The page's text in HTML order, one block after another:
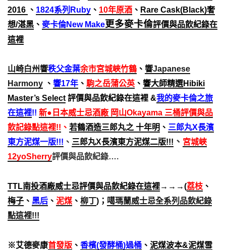
2016 、 1824系列Ruby 、 10年原酒 、 Rare Cask(Black)奢
想/湛黑 、 麥卡倫New Make更多麥卡倫評價與品飲紀錄在
這裡
山崎白州響秩父金葉余市宮城峽竹鶴 、 響Japanese
Harmony 、 響17年 、 駒之岳蒲公英 、 響大師精選Hibiki
Master’s Select 評價與品飲紀錄在這裡 &我的麥卡倫之旅
在這裡!! 新●日本威士忌酒廠 岡山Okayama 三桶評價與品
飲記錄點這裡!! 、 若鶴酒造三郎丸之 十年明 、 三郎丸X長濱
東方泥煤一版!!! 、 三郎丸X長濱東方泥煤二版!!! 、 宮城峽
12yoSherry評價與品飲紀錄….
TTL南投酒廠威士忌評價與品飲紀錄在這裡→→→(荔枝 、
梅子 、 黑后 、 泥煤 、 柳丁)； 噶瑪蘭威士忌全系列品飲紀錄
點這裡!!!
※艾德麥康首發版 、 香檳(發酵桶)過桶 、 泥煤波本&泥煤雪